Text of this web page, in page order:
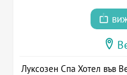
Луксозен Спа Хотел във